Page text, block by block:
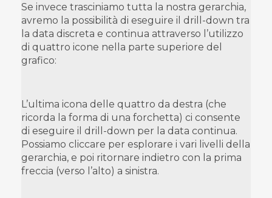
Se invece trasciniamo tutta la nostra gerarchia,
avremo la possibilità di eseguire il drill-down tra
la data discreta e continua attraverso l’utilizzo
di quattro icone nella parte superiore del
grafico:
L’ultima icona delle quattro da destra (che
ricorda la forma di una forchetta) ci consente
di eseguire il drill-down per la data continua.
Possiamo cliccare per esplorare i vari livelli della
gerarchia, e poi ritornare indietro con la prima
freccia (verso l’alto) a sinistra.